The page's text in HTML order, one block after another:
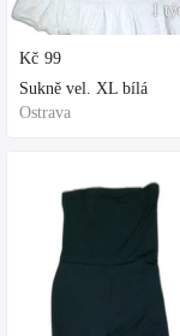
1
Kč 99
Sukně vel. XL bílá
Ostrava